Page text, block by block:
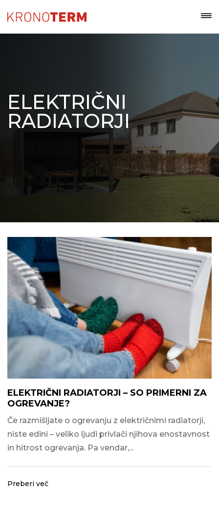
ELEKTRIČNI
RADIATORJI
ELEKTRIČNI RADIATORJI – SO PRIMERNI ZA
OGREVANJE?
Če razmišljate o ogrevanju z električnimi radiatorji,
niste edini – veliko ljudi privlači njihova enostavnost
in hitrost ogrevanja. Pa vendar,...
Preberi več